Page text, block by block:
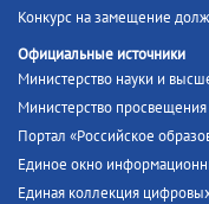
Конкурс на замещение
Официальные источники
Министерство науки и
Министерство просвещения
Портал «Российское
Единое окно
Единая коллекция